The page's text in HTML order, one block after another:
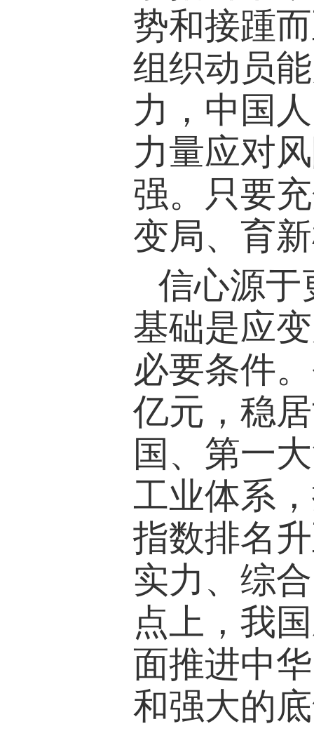
势和接踵
组织动员
力，中国
力量应对
强。只要
变局、育
信心源于
基础是应
必要条件
亿元，稳
国、第一
工业体系
指数排名
实力、综
点上，我
面推进中
和强大的